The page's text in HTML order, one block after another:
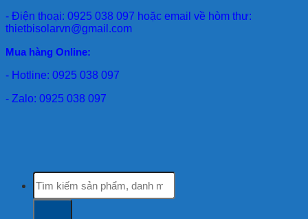
- Điện thoại: 0925 038 097 hoặc email về hòm thư:
thietbisolarvn@gmail.com
Mua hàng Online:
- Hotline: 0925 038 097
- Zalo: 0925 038 097
Tìm
kiếm: